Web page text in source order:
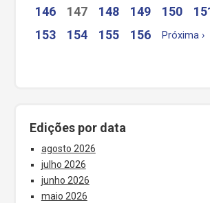
146
147 148 149 150
153
154 155 156 Próxima ›
Edições por data
agosto 2026
julho 2026
junho 2026
maio 2026